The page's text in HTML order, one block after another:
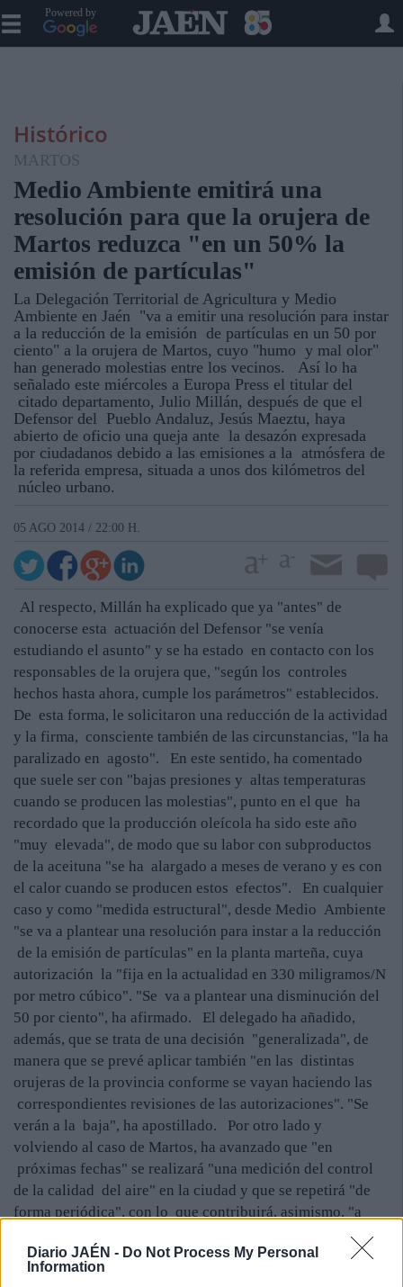
Diario JAÉN - Do Not Process My Personal
Information
Powered by
Histórico
MARTOS
Medio Ambiente emitirá una
resolución para que la orujera de
Martos reduzca "en un 50% la
emisión de partículas"
La Delegación Territorial de Agricultura y Medio
Ambiente en Jaén "va a emitir una resolución para instar
a la reducción de la emisión de partículas en un 50 por
ciento" a la orujera de Martos, cuyo "humo y mal olor"
han generado molestias entre los vecinos. Así lo ha
señalado este miércoles a Europa Press el titular del
citado departamento, Julio Millán, después de que el
Defensor del Pueblo Andaluz, Jesús Maeztu, haya
abierto de oficio una queja ante la desazón expresada
por ciudadanos debido a las emisiones a la atmósfera de
la referida empresa, situada a unos dos kilómetros del
núcleo urbano.
05 AGO 2014 / 22:00 H.
Al respecto, Millán ha explicado que ya "antes" de
conocerse esta actuación del Defensor "se venía
estudiando el asunto" y se ha estado en contacto con los
responsables de la orujera que, "según los controles
hechos hasta ahora, cumple los parámetros" establecidos.
De esta forma, le solicitaron una reducción de la actividad
y la firma, consciente también de las circunstancias, "la ha
paralizado en agosto". En este sentido, ha comentado
que suele ser con "bajas presiones y altas temperaturas
cuando se producen las molestias", punto en el que ha
recordado que la producción oleícola ha sido este año
"muy elevada", de modo que su labor con subproductos
de la aceituna "se ha alargado a meses de verano y es con
el calor cuando se producen estos efectos". En cualquier
caso y como "medida estructural", desde Medio Ambiente
"se va a plantear una resolución para instar a la reducción
de la emisión de partículas" en la planta marteña, cuya
autorización la "fija en la actualidad en 330 miligramos/N
por metro cúbico". "Se va a plantear una disminución del
50 por ciento", ha afirmado. El delegado ha añadido,
además, que se trata de una decisión "generalizada", de
manera que se prevé aplicar también "en las distintas
orujeras de la provincia conforme se vayan haciendo las
correspondientes revisiones de las autorizaciones". "Se
verán a la baja", ha apostillado. Por otro lado y
volviendo al caso de Martos, ha avanzado que "en
próximas fechas" se realizará "una medición del control
de la calidad del aire" en la ciudad y que se repetirá "de
forma periódica", con lo que contribuirá, asimismo, "a
tranquilizar a la población". "Se analizará en distintos
periodos, para ver la influencia de distintas épocas y
teniendo en cuenta otro elementos, como emisiones de